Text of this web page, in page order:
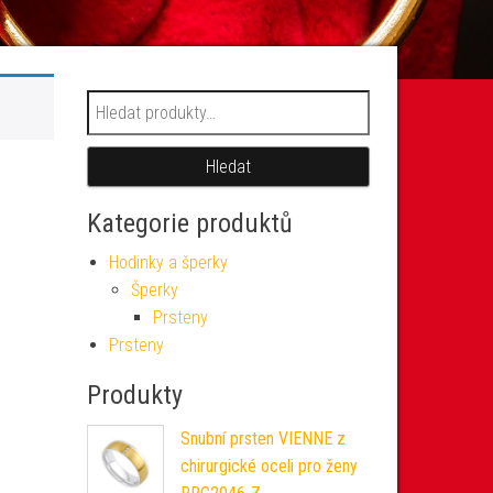
Hledat:
Hledat
Kategorie produktů
Hodinky a šperky
Šperky
Prsteny
Prsteny
Produkty
Snubní prsten VIENNE z
chirurgické oceli pro ženy